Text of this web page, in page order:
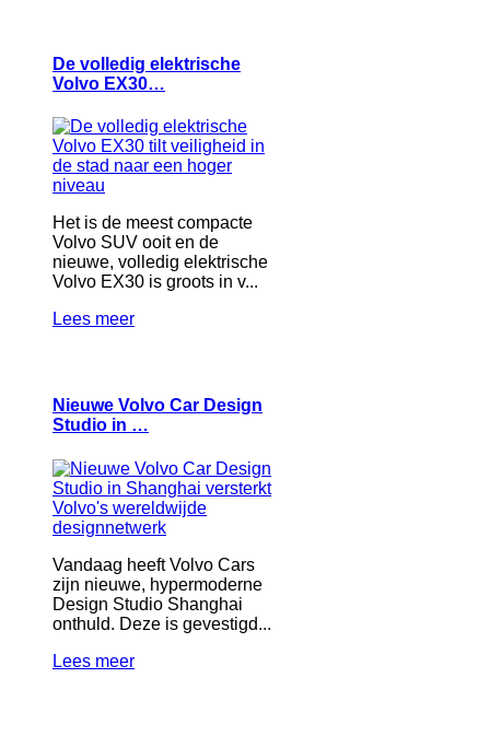
De volledig elektrische
Volvo EX30…
Het is de meest compacte
Volvo SUV ooit en de
nieuwe, volledig elektrische
Volvo EX30 is groots in v...
Lees meer
Nieuwe Volvo Car Design
Studio in …
Vandaag heeft Volvo Cars
zijn nieuwe, hypermoderne
Design Studio Shanghai
onthuld. Deze is gevestigd...
Lees meer